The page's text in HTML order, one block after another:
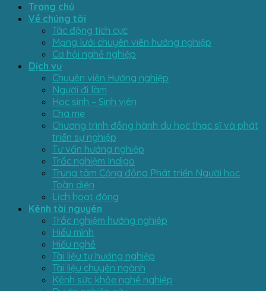
Trang chủ
Về chúng tôi
Tác động tích cực
Mạng lưới chuyên viên hướng nghiệp
Cơ hội nghề nghiệp
Dịch vụ
Chuyên viên Hướng nghiệp
Người đi làm
Học sinh – Sinh viên
Cha mẹ
Chương trình đồng hành du học thạc sĩ và phát
triển sự nghiệp
Tư vấn hướng nghiệp
Trắc nghiệm Indigo
Trung tâm Cộng đồng Phát triển Người học
Toàn diện
Lịch hoạt động
Kênh tài nguyên
Trắc nghiệm hướng nghiệp
Hiểu mình
Hiểu nghề
Tài liệu tự hướng nghiệp
Tài liệu chuyên ngành
Kênh sức khỏe nghề nghiệp